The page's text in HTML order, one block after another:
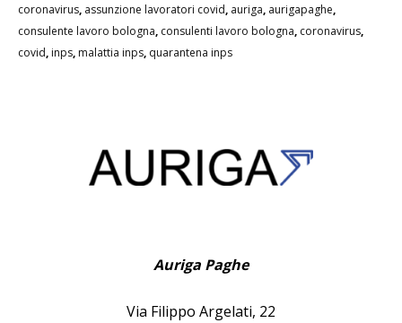
coronavirus, assunzione lavoratori covid, auriga, aurigapaghe,
consulente lavoro bologna, consulenti lavoro bologna, coronavirus,
covid, inps, malattia inps, quarantena inps
Auriga Paghe
Via Filippo Argelati, 22